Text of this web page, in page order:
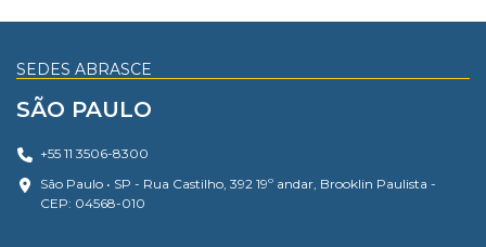
SEDES ABRASCE
SÃO PAULO
+55 11 3506-8300
São Paulo • SP - Rua Castilho, 392 19º andar, Brooklin Paulista -
CEP: 04568-010